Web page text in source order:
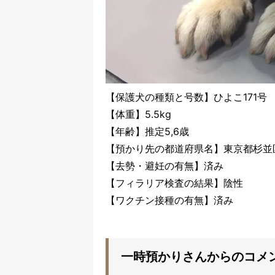
【保護犬の種類と号数】ひよこ171号
【体重】5.5kg
【年齢】推定5,6歳
【預かり先の都道府県名】東京都杉並
【去勢・避妊の有無】済み
【フィラリア検査の結果】陰性
【ワクチン接種の有無】済み
一時預かりさんからのコメ